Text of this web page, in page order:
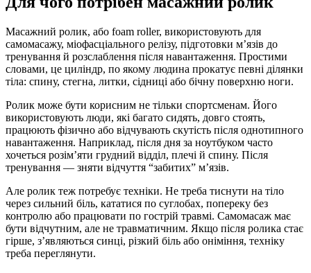
Масажний ролик, або foam roller, використовують для
самомасажу, міофасціального релізу, підготовки м’язів до
тренування й розслаблення після навантаження. Простими
словами, це циліндр, по якому людина прокатує певні ділянки
тіла: спину, стегна, литки, сідниці або бічну поверхню ноги.
Ролик може бути корисним не тільки спортсменам. Його
використовують люди, які багато сидять, довго стоять,
працюють фізично або відчувають скутість після однотипного
навантаження. Наприклад, після дня за ноутбуком часто
хочеться розім’яти грудний відділ, плечі й спину. Після
тренування — зняти відчуття “забитих” м’язів.
Але ролик теж потребує техніки. Не треба тиснути на тіло
через сильний біль, кататися по суглобах, попереку без
контролю або працювати по гострій травмі. Самомасаж має
бути відчутним, але не травматичним. Якщо після ролика стає
гірше, з’являються синці, різкий біль або оніміння, техніку
треба переглянути.